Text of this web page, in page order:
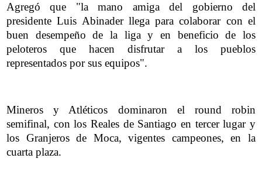
Agregó que "la mano amiga del gobierno del
presidente Luis Abinader llega para colaborar con el
buen desempeño de la liga y en beneficio de los
peloteros que hacen disfrutar a los pueblos
representados por sus equipos".
Mineros y Atléticos dominaron el round robin
semifinal, con los Reales de Santiago en tercer lugar y
los Granjeros de Moca, vigentes campeones, en la
cuarta plaza.